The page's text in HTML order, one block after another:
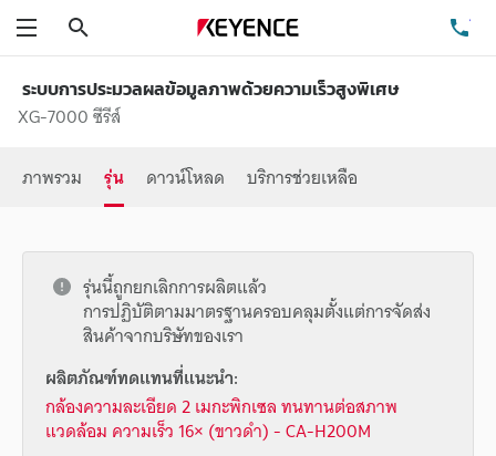
ระบบการประมวลผลข้อมูลภาพด้วยความเร็วสูงพิเศษ
XG-7000 ซีรีส์
ภาพรวม
รุ่น ดาวน์โหลด บริการช่วยเหลือ
รุ่นนี้ถูกยกเลิกการผลิตแล้ว
การปฏิบัติตามมาตรฐานครอบคลุมตั้งแต่การจัดส่ง
สินค้าจากบริษัทของเรา
ผลิตภัณฑ์ทดแทนที่แนะนำ:
กล้องความละเอียด 2 เมกะพิกเซล ทนทานต่อสภาพ
แวดล้อม ความเร็ว 16× (ขาวดำ) - CA-H200M